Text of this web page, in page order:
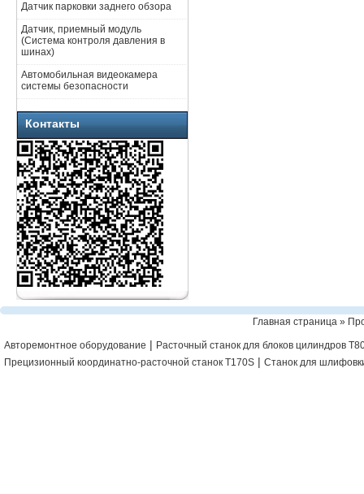
Датчик парковки заднего обзора
Датчик, приемный модуль
(Система контроля давления в
шинах)
Автомобильная видеокамера
системы безопасности
Контакты
Главная страница »
Авторемонтное оборудование | Расточный станок для блоков цилиндров
Прецизионный координатно-расточной станок T170S | Станок для